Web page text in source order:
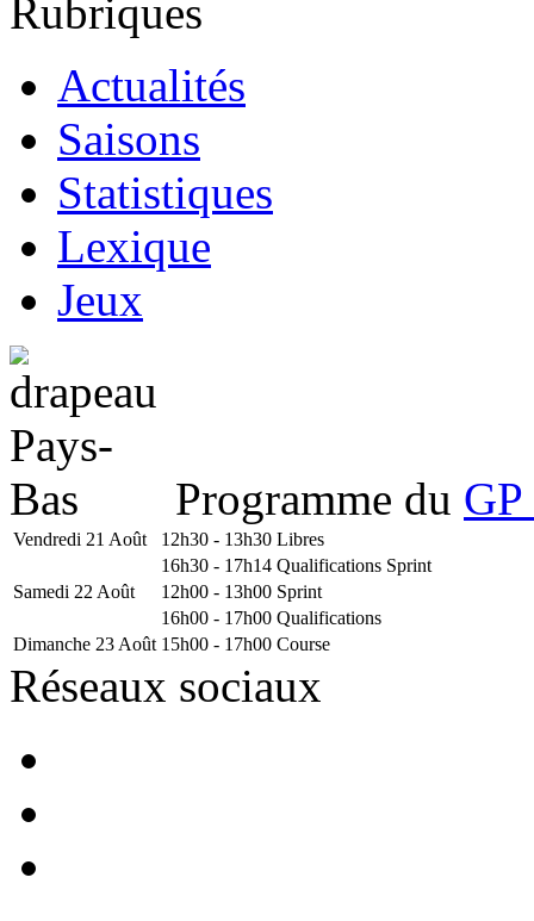
Rubriques
Actualités
Saisons
Statistiques
Lexique
Jeux
Programme du
Vendredi 21 Août 12h30 - 13h30 Libres
16h30 - 17h14 Qualifications Sprint
Samedi 22 Août
12h00 - 13h00 Sprint
16h00 - 17h00 Qualifications
Dimanche 23 Août 15h00 - 17h00 Course
Réseaux sociaux